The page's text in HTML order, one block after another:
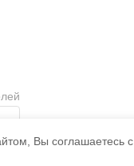
Вы соглашаетесь с